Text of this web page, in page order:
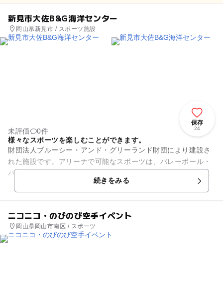
新見市大佐B&G海洋センター
岡山県新見市 / スポーツ施設
保存
24
未評価
0件
様々なスポーツを楽しむことができます。
財団法人ブルーシー・アンド・グリーランド財団により建設さ
れた施設です。アリーナで可能なスポーツは、バレーボール・
バスケットボール・バトミントン・テニスとなっていて、トレ
ーニングルームでは、卓球・...続きをみる
ニコニコ・のびのび空手イベント
岡山県岡山市南区 / スポーツ